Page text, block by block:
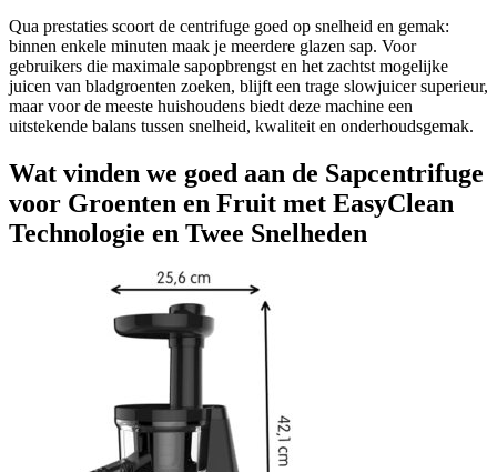
Qua prestaties scoort de centrifuge goed op snelheid en gemak:
binnen enkele minuten maak je meerdere glazen sap. Voor
gebruikers die maximale sapopbrengst en het zachtst mogelijke
juicen van bladgroenten zoeken, blijft een trage slowjuicer superieur,
maar voor de meeste huishoudens biedt deze machine een
uitstekende balans tussen snelheid, kwaliteit en onderhoudsgemak.
Wat vinden we goed aan de Sapcentrifuge
voor Groenten en Fruit met EasyClean
Technologie en Twee Snelheden